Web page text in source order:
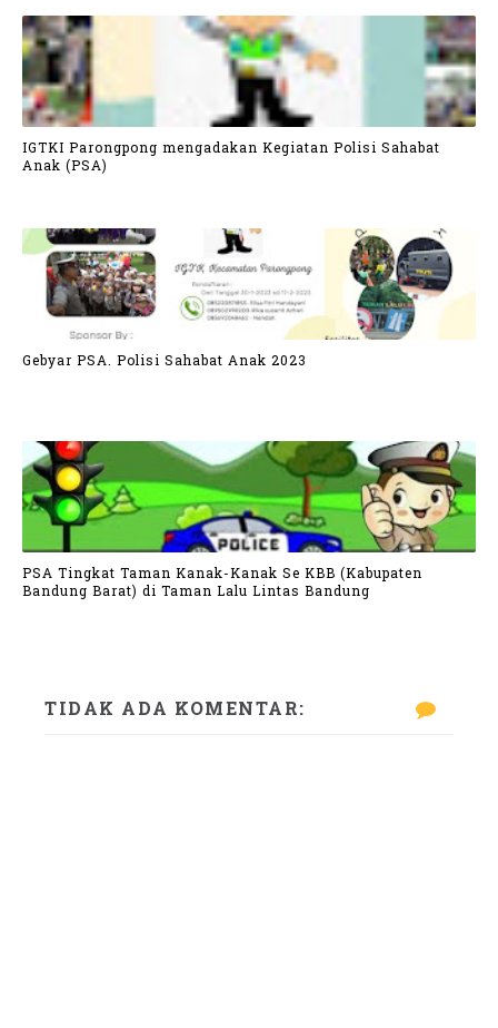
IGTKI Parongpong mengadakan Kegiatan Polisi Sahabat
Anak (PSA)
Gebyar PSA. Polisi Sahabat Anak 2023
PSA Tingkat Taman Kanak-Kanak Se KBB (Kabupaten
Bandung Barat) di Taman Lalu Lintas Bandung
TIDAK ADA KOMENTAR: